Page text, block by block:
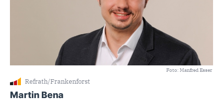
Foto: Manfred Esser
Refrath/Frankenforst
Martin Bena